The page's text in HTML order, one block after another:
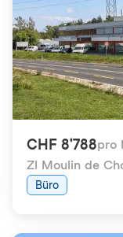
CHF 8'788pro
ZI Moulin de
Büro